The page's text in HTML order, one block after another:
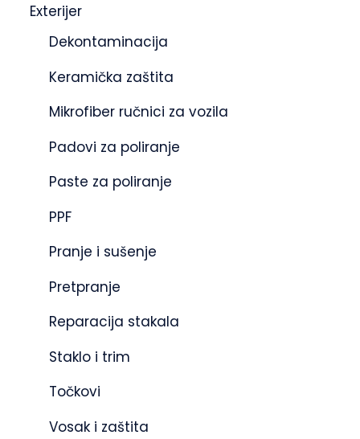
Exterijer
Dekontaminacija
Keramička zaštita
Mikrofiber ručnici za vozila
Padovi za poliranje
Paste za poliranje
PPF
Pranje i sušenje
Pretpranje
Reparacija stakala
Staklo i trim
Točkovi
Vosak i zaštita